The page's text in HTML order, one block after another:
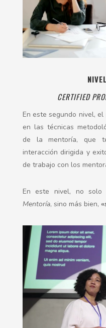
CERTIFIED
En este segundo nivel,
en las técnicas
de la mentoría, que
interacción dirigida y
de trabajo con los
En este nivel, no
Mentoría, sino más bien, «